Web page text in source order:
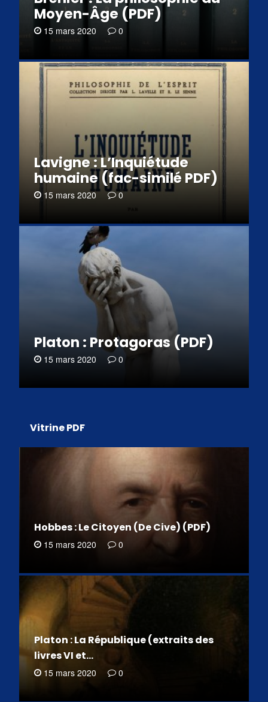
Moyen-Âge (PDF)
15 mars 2020 0
Lavigne : L’Inquiétude
humaine (fac-similé PDF)
15 mars 2020 0
Platon : Protagoras (PDF)
15 mars 2020 0
Vitrine PDF
Hobbes : Le Citoyen (De Cive) (PDF)
15 mars 2020 0
Platon : La République (extraits des
livres VI et…
15 mars 2020 0